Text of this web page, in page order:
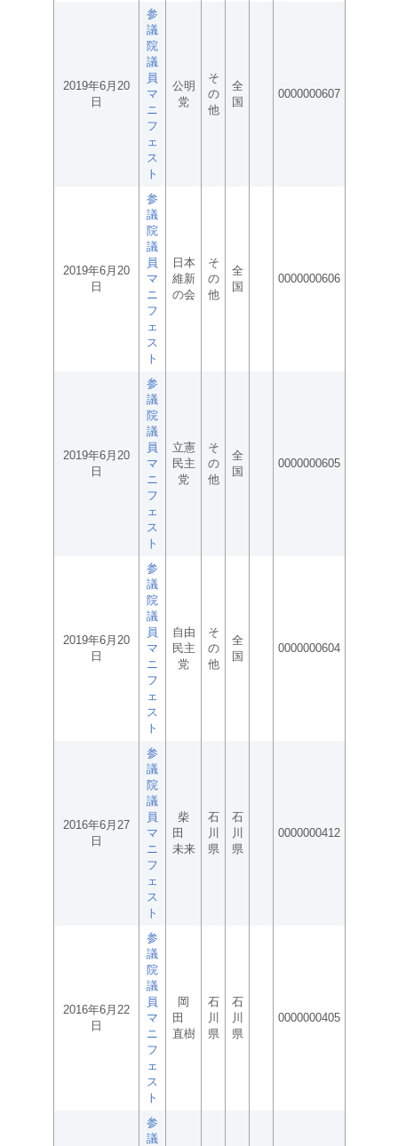
2019年6月20
日
参
議
院
議
員
マ
ニ
フ
ェ
ス
ト
公明
党
そ
の
他
全
国
0000000607
2019年6月20
日
参
議
院
議
員
マ
ニ
フ
ェ
ス
ト
日本
維新
の会
そ
の
他
全
国
0000000606
2019年6月20
日
参
議
院
議
員
マ
ニ
フ
ェ
ス
ト
立憲
民主
党
そ
の
他
全
国
0000000605
2019年6月20
日
参
議
院
議
員
マ
ニ
フ
ェ
ス
ト
自由
民主
党
そ
の
他
全
国
0000000604
2016年6月27
日
参
議
院
議
員
マ
ニ
フ
ェ
ス
ト
柴
田
未来
石
川
県
石
川
県
0000000412
2016年6月22
日
参
議
院
議
員
マ
ニ
フ
ェ
ス
ト
岡
田
直樹
石
川
県
石
川
県
0000000405
参
議